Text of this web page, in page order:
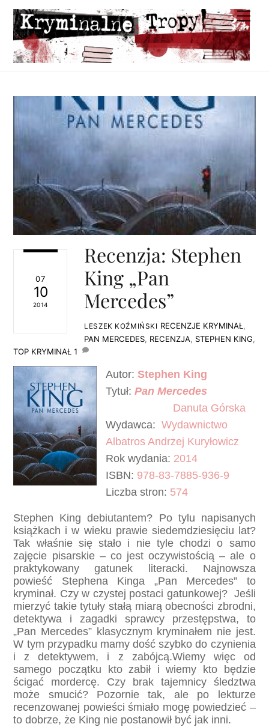
content
07
10
2014
Recenzja: Stephen
King „Pan
Mercedes”
LESZEK KOŹMIŃSKI RECENZJE KRYMINAŁ ,
PAN MERCEDES, RECENZJA, STEPHEN KING,
TOP KRYMINAŁ 1
Autor: Stephen King
Tytuł: Pan Mercedes
Danuta Górska
Wydawca: Wydawnictwo
Albatros Andrzej Kuryłowicz
Rok wydania: 2014
ISBN: 978-83-7885-936-9
Liczba stron: 574
Stephen King debiutantem? Po tylu napisanych
książkach i w wieku prawie siedemdziesięciu lat?
Tak właśnie się stało i nie tyle chodzi o samo
zajęcie pisarskie – co jest oczywistością – ale o
praktykowany gatunek literacki. Najnowsza
powieść Stephena Kinga „Pan Mercedes” to
kryminał. Czy w czystej postaci gatunkowej? Jeśli
mierzyć takie tytuły stałą miarą obecności zbrodni,
detektywa i zagadki sprawcy przestępstwa, to
„Pan Mercedes” klasycznym kryminałem nie jest.
W tym przypadku mamy dość szybko do czynienia
i z detektywem, i z zabójcą.Wiemy więc od
samego początku kto zabił i wiemy kto będzie
ścigać mordercę. Czy brak tajemnicy śledztwa
może smucić? Pozornie tak, ale po lekturze
recenzowanej powieści śmiało mogę powiedzieć –
to dobrze, że King nie postanowił być jak inni.